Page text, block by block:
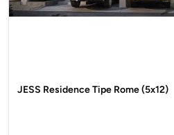
JESS Residence Tipe Rome (5x12)